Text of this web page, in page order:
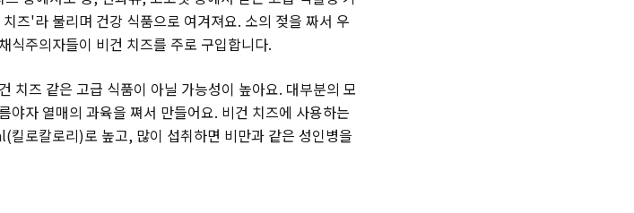
즈'라 불리며 건강 식품으로 여겨져요. 소의 젖을 짜서 우
식주의자들이 비건 치즈를 주로 구입합니다.
치즈 같은 고급 식품이 아닐 가능성이 높아요. 대부분의 모
야자 열매의 과육을 쪄서 만들어요. 비건 치즈에 사용하는
로칼로리)로 높고, 많이 섭취하면 비만과 같은 성인병을